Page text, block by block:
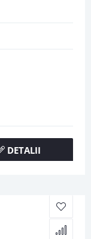
DETALII